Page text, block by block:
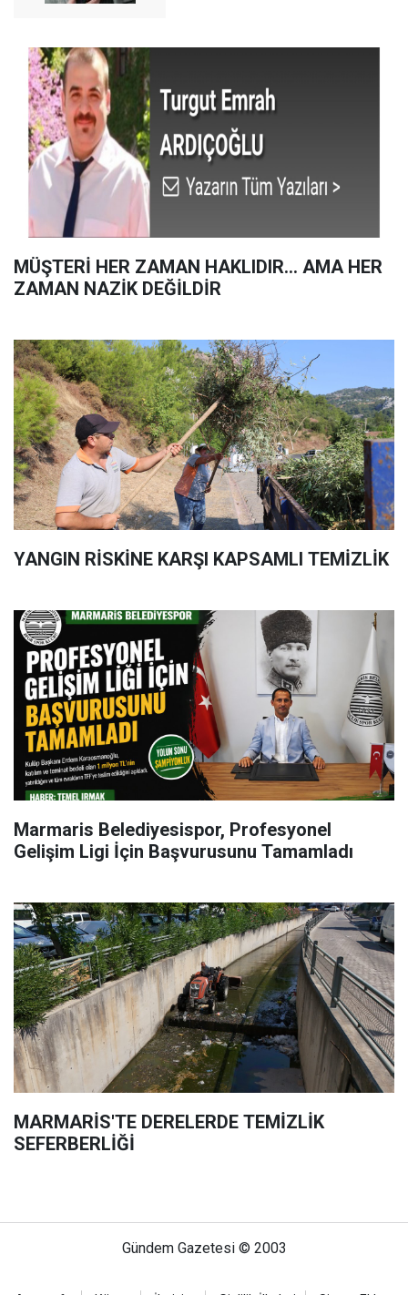
MÜŞTERİ HER ZAMAN HAKLIDIR… AMA HER
ZAMAN NAZİK DEĞİLDİR
YANGIN RİSKİNE KARŞI KAPSAMLI TEMİZLİK
Marmaris Belediyesispor, Profesyonel
Gelişim Ligi İçin Başvurusunu Tamamladı
MARMARİS'TE DERELERDE TEMİZLİK
SEFERBERLİĞİ
Gündem Gazetesi © 2003